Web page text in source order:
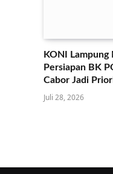
KONI Lampung
Persiapan BK
Cabor Jadi
Juli 28, 2026